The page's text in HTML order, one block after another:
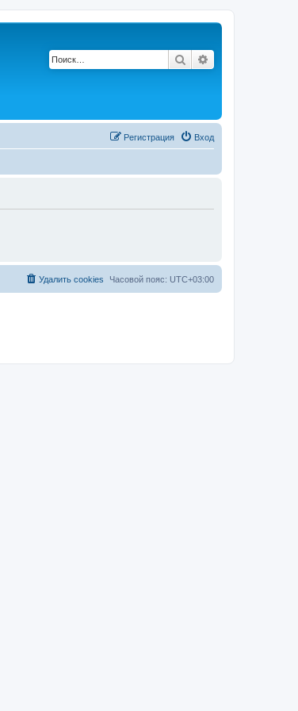
Поиск
Вход
Регистрация
Часовой пояс: UTC+03:00
Удалить cookies